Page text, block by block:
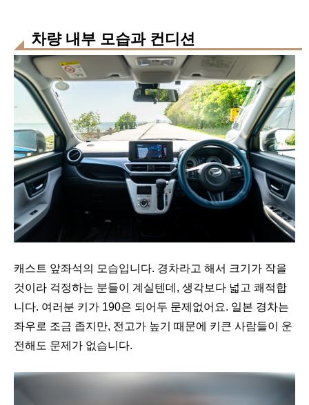
차량 내부 모습과 컨디션
캐스트 앞좌석의 모습입니다. 경차라고 해서 크기가 작을
것이라 걱정하는 분들이 계실텐데, 생각보다 넓고 쾌적합
니다. 여러분 키가 190은 되어두 문제없어요. 일본 경차는
좌우로 조금 좁지만, 전고가 높기 때문에 키큰 사람들이 운
전해도 문제가 없습니다.